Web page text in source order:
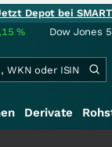
Depot bei
% Dow Jones
Derivate